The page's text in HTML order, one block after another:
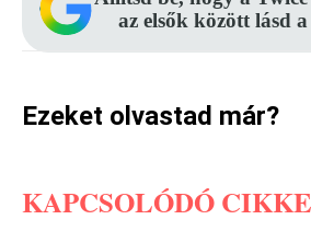
az elsők között lásd
Ezeket olvastad már?
KAPCSOLÓDÓ